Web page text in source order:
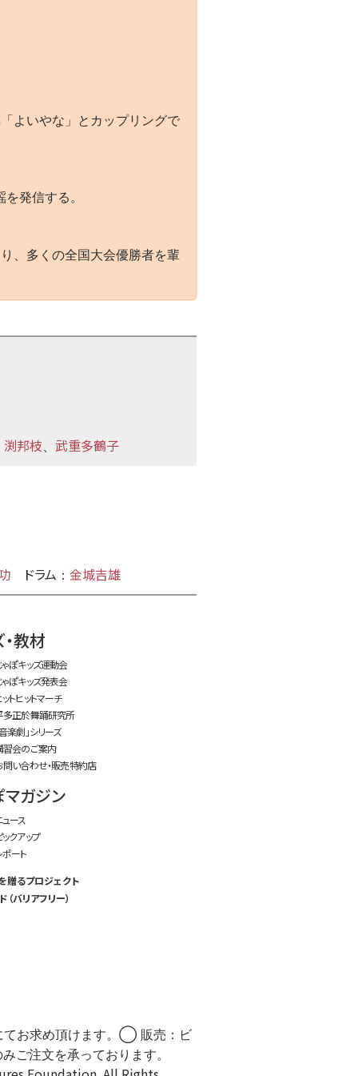
よいやな」とカップリングで
発信する。
、多くの全国大会優勝者を輩
渕邦枝、 武重多鶴子
ドラム ： 金城吉雄
教材
ゃぽキッズ運動会
ゃぽキッズ発表会
ットヒットマーチ
多正於舞踊研究所
音楽劇」シリーズ
習会のご案内
問い合わせ・販売特約店
マガジン
ュース
ックアップ
ポート
贈るプロジェクト
（バリアフリー）
てお求め頂けます。◯ 販売：ビ
ご注文を承っております。